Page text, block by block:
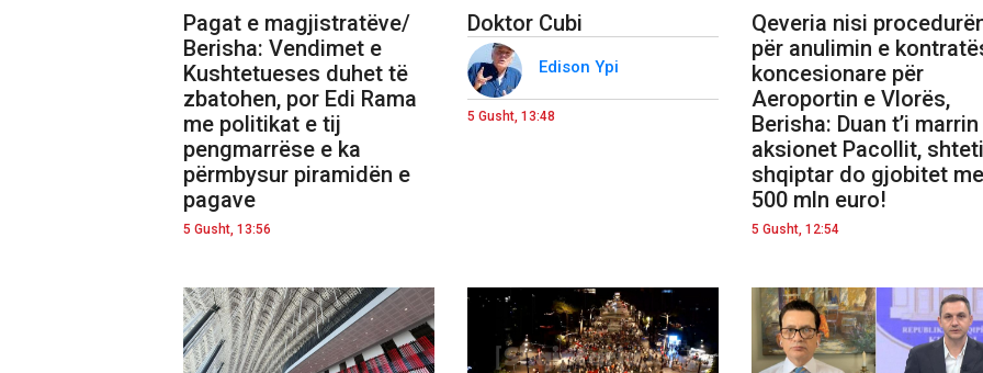
Pagat e magjistratëve/
Berisha: Vendimet e
Kushtetueses duhet të
zbatohen, por Edi Rama
me politikat e tij
pengmarrëse e ka
përmbysur piramidën e
pagave
5 Gusht, 13:56
Doktor Cubi
Edison Ypi
5 Gusht, 13:48
Qeveria nisi
për anulimin e
koncesionare për
Aeroportin e Vlorës,
Berisha: Duan t’i marrin
aksionet Pacollit, shteti
shqiptar do gjobitet me
500 mln euro!
5 Gusht, 12:54